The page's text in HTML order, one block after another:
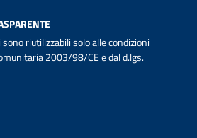
riutilizzabili solo alle condizioni
2003/98/CE e dal d.lgs.